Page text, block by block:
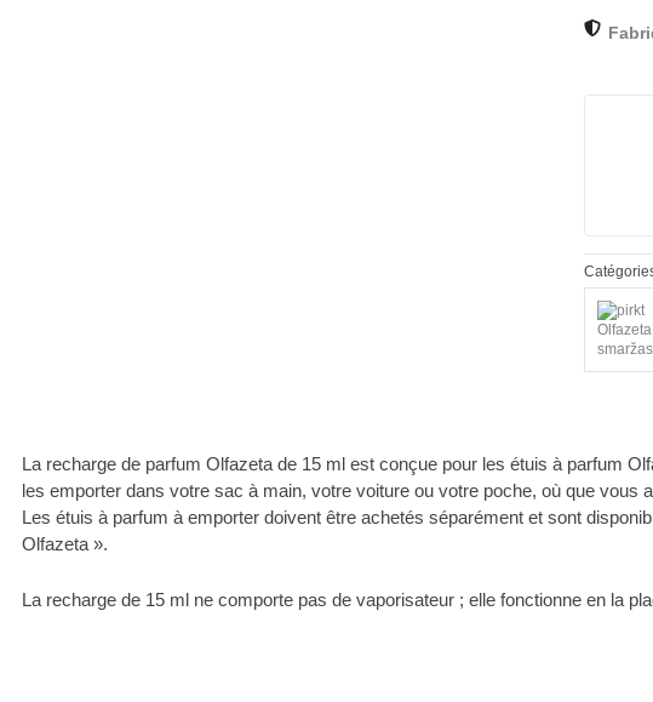
La recharge de parfum Olfazeta de 15 ml est conçue pour les étuis à parfum
les emporter dans votre sac à main, votre voiture ou votre poche, où que vous
Les étuis à parfum à emporter doivent être achetés séparément et sont
Olfazeta ».
La recharge de 15 ml ne comporte pas de vaporisateur ; elle fonctionne en la